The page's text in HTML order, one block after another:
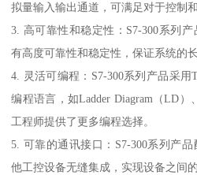
拟量输入输出通道，可满足对于控制
3. 高可靠性和稳定性：S7-300系列
有高度可靠性和稳定性，保证系统的
4. 灵活可编程：S7-300系列产品采
编程语言，如Ladder Diagram（LD）
工程师提供了更多编程选择。
5. 可靠的通讯接口：S7-300系列产
他工控设备无缝集成，实现设备之间